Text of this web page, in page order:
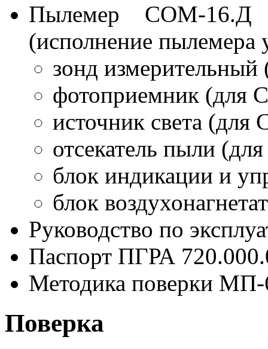
Пылемер СОМ-
(исполнение пылемера
зонд
фотоприемник (для
источник света (для
отсекатель пыли
блок индикации и
блок
Руководство по
Паспорт ПГРА
Методика поверки
Поверка